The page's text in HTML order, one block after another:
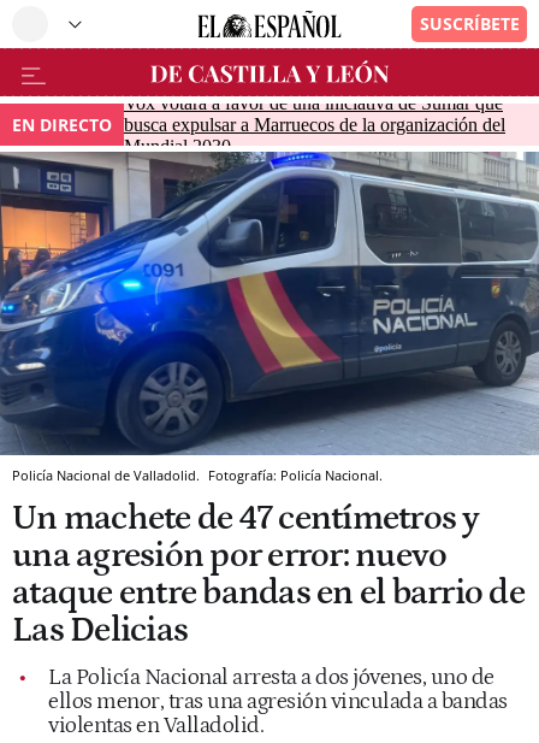
EN DIRECTO
Vox votará a favor de una iniciativa de Sumar que
busca expulsar a Marruecos de la organización del
Mundial 2030
Policía Nacional de Valladolid. Fotografía: Policía Nacional.
Un machete de 47 centímetros y
una agresión por error: nuevo
ataque entre bandas en el barrio de
Las Delicias
La Policía Nacional arresta a dos jóvenes, uno de
ellos menor, tras una agresión vinculada a bandas
violentas en Valladolid.